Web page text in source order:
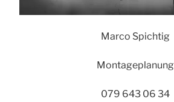
Marco Spichtig
Montageplanung
079 643 06 34